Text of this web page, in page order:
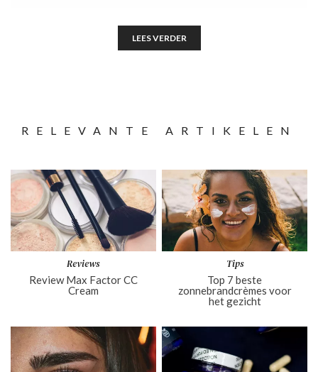
LEES VERDER
RELEVANTE ARTIKELEN
Reviews
Review Max Factor CC
Cream
Tips
Top 7 beste
zonnebrandcrèmes voor
het gezicht